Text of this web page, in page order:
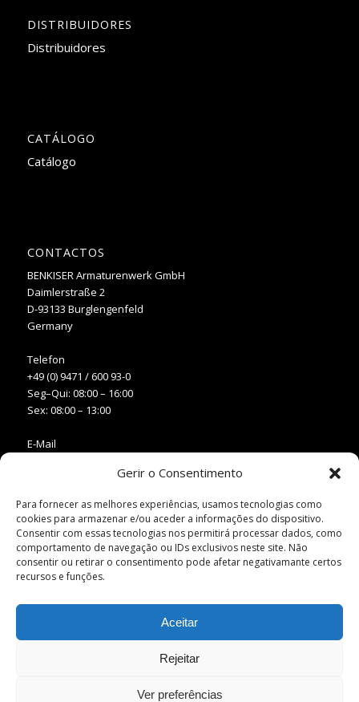
Gerir o Consentimento
Para fornecer as melhores experiências, usamos tecnologias como
cookies para armazenar e/ou aceder a informações do dispositivo.
Consentir com essas tecnologias nos permitirá processar dados, como
comportamento de navegação ou IDs exclusivos neste site. Não
consentir ou retirar o consentimento pode afetar negativamante certos
recursos e funções.
Aceitar
Rejeitar
Ver preferências
DISTRIBUIDORES
Distribuidores
CATÁLOGO
Catálogo
CONTACTOS
BENKISER Armaturenwerk GmbH
Daimlerstraße 2
D-93133 Burglengenfeld
Germany
Telefon
+49 (0) 9471 / 600 93-0
Seg–Qui: 08:00 – 16:00
Sex: 08:00 – 13:00
E-Mail
www.benkiser.pt
www.benkiser.de